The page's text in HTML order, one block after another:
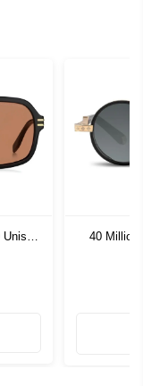
40 Million